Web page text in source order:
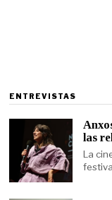
ENTREVISTAS
las
La